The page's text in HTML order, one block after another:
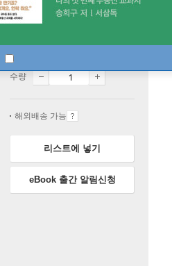
절판
수량
해외배송 가능
리스트에 넣기
eBook 출간 알림신청